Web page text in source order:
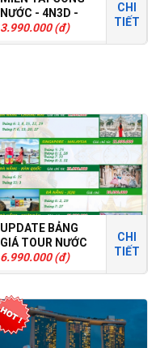
NƯỚC - 4N3D -
TOUR GHÉP
3.990.000 (đ)
CHI
TIẾT
UPDATE BẢNG
GIÁ TOUR NƯỚC
NGOÀI T6
6.990.000 (đ)
CHI
TIẾT